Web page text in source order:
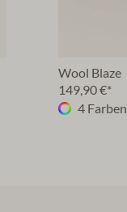
Wool Blaze
149,90 €*
4 Farben